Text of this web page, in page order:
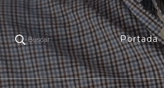
Buscar Portada